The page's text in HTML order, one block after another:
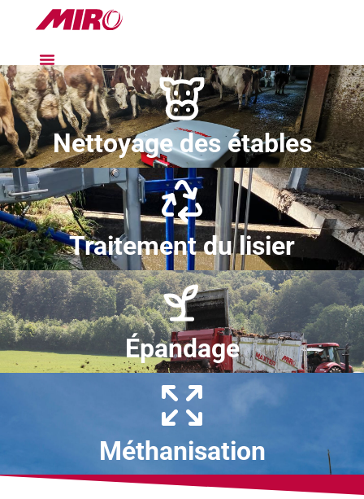
Nettoyage des étables
Traitement du lisier
Épandage
Méthanisation